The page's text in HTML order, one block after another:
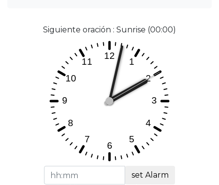
Siguiente oración : Sunrise (00:00)
set Alarm